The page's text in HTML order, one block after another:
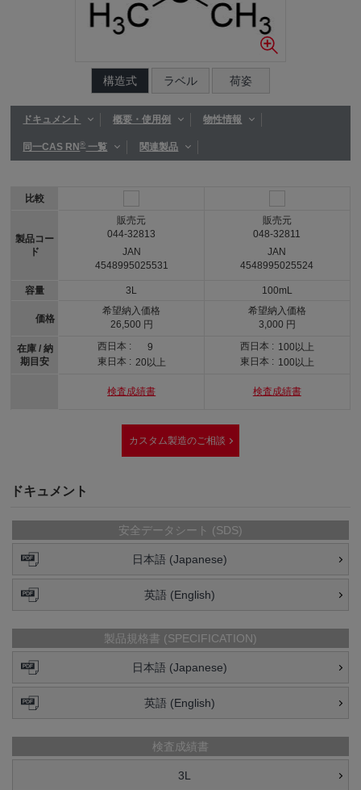
構造式 ラベル 荷姿
ドキュメント 概要・使用例 物性情報
同一CAS RN®一覧 関連製品
比較
製品コー
ド
容量
価格
在庫 / 納
期目安
販売元
044-32813
JAN
4548995025531
3L
希望納入価格
26,500 円
西日本 :
9
東日本 : 20以上
検査成績書
販売元
048-32811
JAN
4548995025524
100mL
希望納入価格
3,000 円
西日本 : 100以上
東日本 : 100以上
検査成績書
カスタム製造のご相談
ドキュメント
安全データシート (SDS)
日本語 (Japanese)
英語 (English)
製品規格書 (SPECIFICATION)
日本語 (Japanese)
英語 (English)
検査成績書
3L